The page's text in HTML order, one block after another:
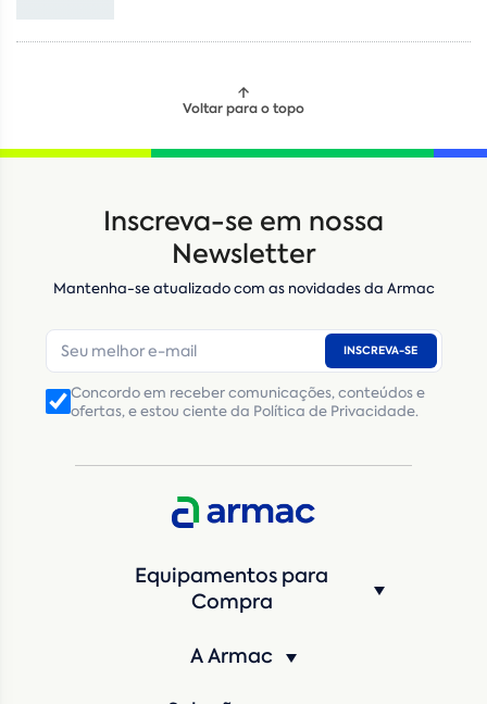
Voltar para o topo
Inscreva-se em nossa
Newsletter
Mantenha-se atualizado com as novidades da Armac
INSCREVA-SE
Concordo em receber comunicações, conteúdos e
ofertas, e estou ciente da Política de Privacidade.
Equipamentos para
Compra
A Armac
Locação Compra de seminovos
E-mail*
Número de telefone
CNPJ Inscrição Estadual(Produtor Rural)
CNPJ da empresa/ CPF - Produtor rural*
Máquina de interesse*